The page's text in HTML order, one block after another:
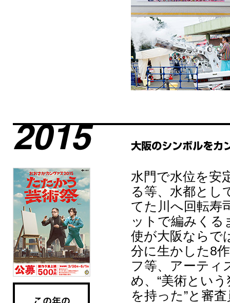
水門で水位を安
る等、水都とし
てた川へ回転寿
ットで編みくる
使が大阪ならで
分に生かした8
フ等、アーティ
め、“美術とい
を持った”と審